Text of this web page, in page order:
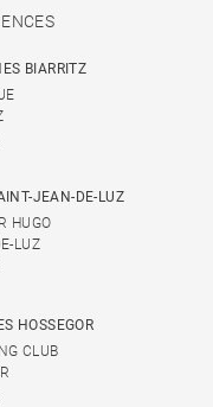
BIARRITZ
JEAN-DE-LUZ
HUGO
LUZ
HOSSEGOR
CLUB